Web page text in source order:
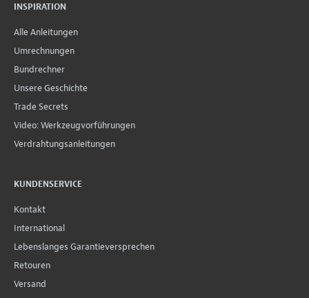
INSPIRATION
Alle Anleitungen
Umrechnungen
Bundrechner
Unsere Geschichte
Trade Secrets
Video: Werkzeugvorführungen
Verdrahtungsanleitungen
KUNDENSERVICE
Kontakt
International
Lebenslanges Garantieversprechen
Retouren
Versand